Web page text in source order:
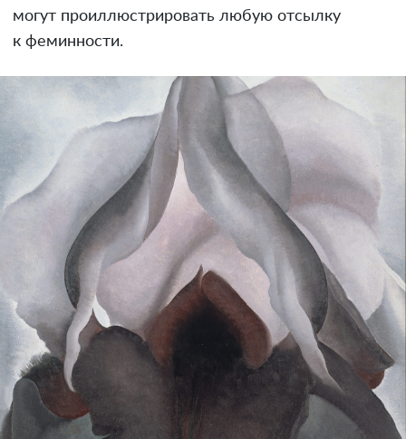
могут проиллюстрировать любую отсылку
к феминности.